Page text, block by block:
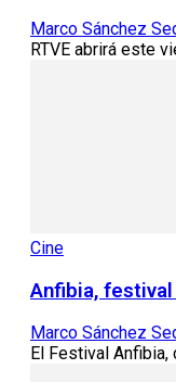
Marco Sánchez
RTVE abrirá este
Cine
Anfibia,
Marco Sánchez
El Festival